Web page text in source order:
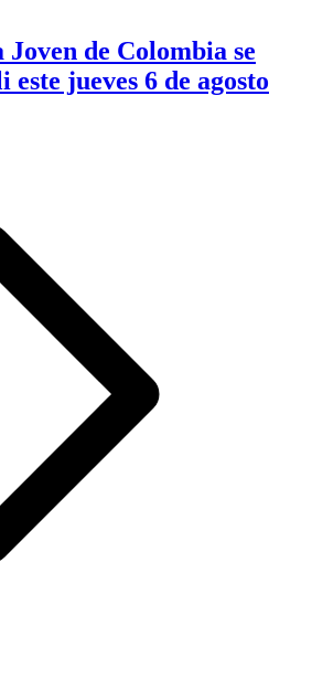
de Colombia se
este jueves 6 de agosto